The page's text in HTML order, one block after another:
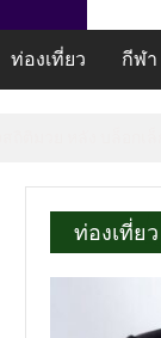
ท่องเที่ยว กีฬา
ท่องเที่ยว